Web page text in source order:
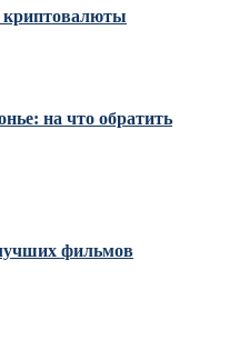
на что обратить
фильмов